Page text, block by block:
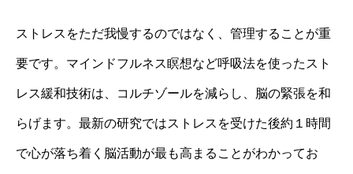
ストレスをただ我慢するのではなく、管理することが重
要です。マインドフルネス瞑想など呼吸法を使ったスト
レス緩和技術は、コルチゾールを減らし、脳の緊張を和
らげます。最新の研究ではストレスを受けた後約１時間
で心が落ち着く脳活動が最も高まることがわかってお